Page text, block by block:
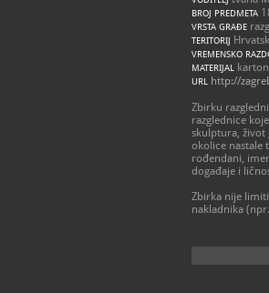
BROJ PREDMETA
VRSTA GRAĐE
TERITORIJ
VREMENSKO
MATERIJAL karton
URL http://
Zbirku
razglednice
skulptura, život
okolice nastale
rođendani,
događaje i
Zbirka nije
nakladnika